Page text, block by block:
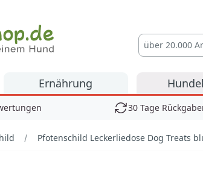
Ernährung
30 Tage
Pfotenschild Leckerliedose Dog Treats